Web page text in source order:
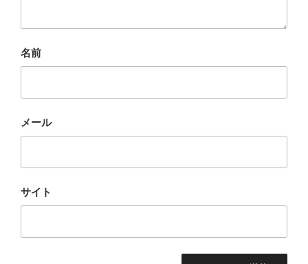
名前
メール
サイト